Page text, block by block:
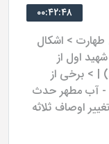
۰۰:۴۲:۴۸
طهارت > اشکال
اول از
| > برخی از
- آب مطهر حدث
اوصاف ثلاثه